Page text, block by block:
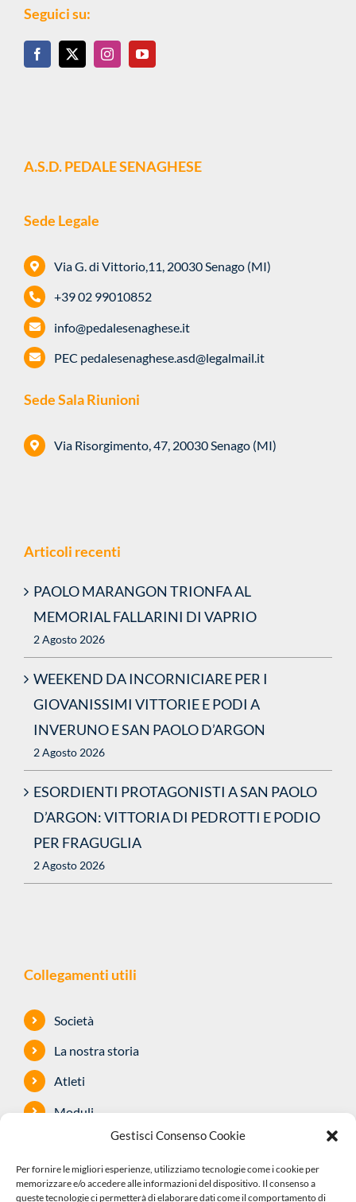
Gestisci Consenso Cookie
Per fornire le migliori esperienze, utilizziamo tecnologie come i cookie per
memorizzare e/o accedere alle informazioni del dispositivo. Il consenso a
queste tecnologie ci permetterà di elaborare dati come il comportamento di
Seguici su:
A.S.D. PEDALE SENAGHESE
Sede Legale
Via G. di Vittorio,11, 20030 Senago (MI)
+39 02 99010852
info@pedalesenaghese.it
PEC pedalesenaghese.asd@legalmail.it
Sede Sala Riunioni
Via Risorgimento, 47, 20030 Senago (MI)
Articoli recenti
PAOLO MARANGON TRIONFA AL
MEMORIAL FALLARINI DI VAPRIO
2 Agosto 2026
WEEKEND DA INCORNICIARE PER I
GIOVANISSIMI VITTORIE E PODI A
INVERUNO E SAN PAOLO D’ARGON
2 Agosto 2026
ESORDIENTI PROTAGONISTI A SAN PAOLO
D’ARGON: VITTORIA DI PEDROTTI E PODIO
PER FRAGUGLIA
2 Agosto 2026
Collegamenti utili
Società
La nostra storia
Atleti
Moduli
Sponsor